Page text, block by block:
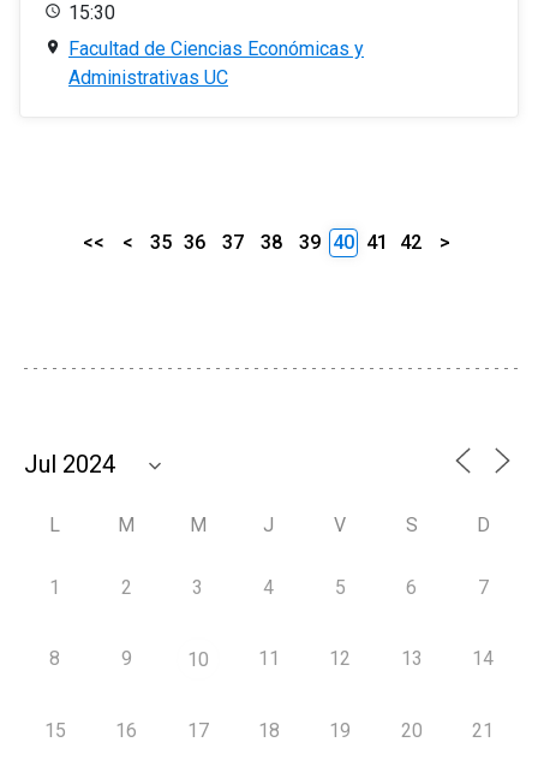
15:30
Facultad de Ciencias Económicas y
Administrativas UC
<< < 35 36 37 38 39 40 41 42 >
L M M J V S D
1 2 3 4 5 6 7
8 9 10 11 12 13 14
15 16 17 18 19 20 21